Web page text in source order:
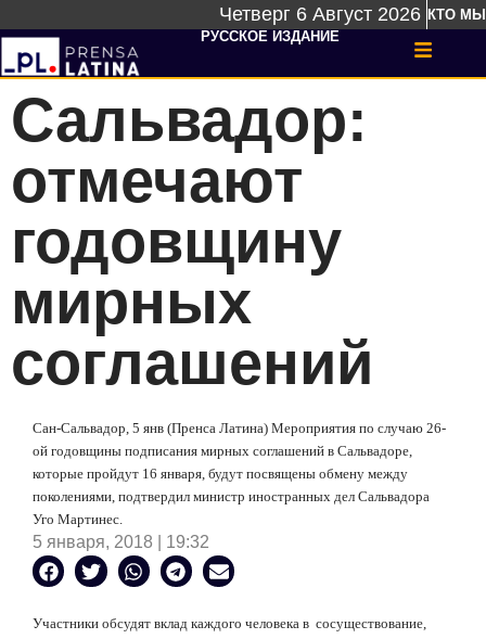
Четверг 6 Август 2026 КТО МЫ
РУССКОЕ ИЗДАНИЕ
Сальвадор:
отмечают
годовщину
мирных
соглашений
Сан-Сальвадор, 5 янв (Пренса Латина) Мероприятия по случаю 26-
ой годовщины подписания мирных соглашений в Сальвадоре,
которые пройдут 16 января, будут посвящены обмену между
поколениями, подтвердил министр иностранных дел Сальвадора
Уго Мартинес.
5 января, 2018 | 19:32
Участники обсудят вклад каждого человека в сосуществование,